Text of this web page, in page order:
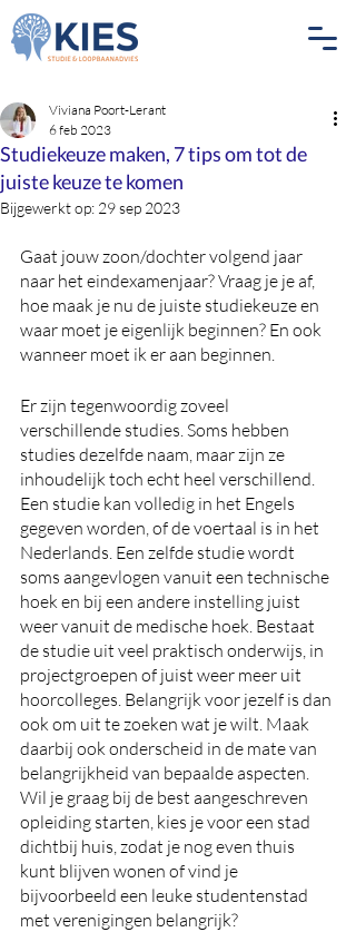
Studiekeuze maken, 7 tips om tot de
juiste keuze te komen
Viviana Poort-Lerant
6 feb 2023
Bijgewerkt op: 29 sep 2023
Gaat jouw zoon/dochter volgend jaar
naar het eindexamenjaar? Vraag je je af,
hoe maak je nu de juiste studiekeuze en
waar moet je eigenlijk beginnen? En ook
wanneer moet ik er aan beginnen.
Er zijn tegenwoordig zoveel
verschillende studies. Soms hebben
studies dezelfde naam, maar zijn ze
inhoudelijk toch echt heel verschillend.
Een studie kan volledig in het Engels
gegeven worden, of de voertaal is in het
Nederlands. Een zelfde studie wordt
soms aangevlogen vanuit een technische
hoek en bij een andere instelling juist
weer vanuit de medische hoek. Bestaat
de studie uit veel praktisch onderwijs, in
projectgroepen of juist weer meer uit
hoorcolleges. Belangrijk voor jezelf is dan
ook om uit te zoeken wat je wilt. Maak
daarbij ook onderscheid in de mate van
belangrijkheid van bepaalde aspecten.
Wil je graag bij de best aangeschreven
opleiding starten, kies je voor een stad
dichtbij huis, zodat je nog even thuis
kunt blijven wonen of vind je
bijvoorbeeld een leuke studentenstad
met verenigingen belangrijk?